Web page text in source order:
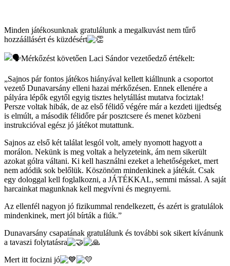
Minden játékosunknak gratulálunk a megalkuvást nem tűrő
hozzáállásért és küzdésért
Mérkőzést követően Laci Sándor vezetőedző értékelt:
„Sajnos pár fontos játékos hiányával kellett kiállnunk a csoportot
vezető Dunavarsány elleni hazai mérkőzésen. Ennek ellenére a
pályára lépők egytől egyig tisztes helytállást mutatva fociztak!
Persze voltak hibák, de az első félidő végére már a kezdeti ijjedtség
is elmúlt, a második félidőre pár posztcsere és menet közbeni
instrukcióval egész jó játékot mutattunk.
Sajnos az első két találat lesgól volt, amely nyomott hagyott a
morálon. Nekünk is meg voltak a helyzeteink, ám nem sikerült
azokat gólra váltani. Ki kell használni ezeket a lehetőségeket, mert
nem adódik sok belőlük. Köszönöm mindenkinek a játékát. Csak
egy dologgal kell foglalkozni, a JÁTÉKKAL, semmi mással. A saját
harcainkat magunknak kell megvívni és megnyerni.
Az ellenfél nagyon jó fizikummal rendelkezett, és azért is gratulálok
mindenkinek, mert jól bírták a fiúk.”
Dunavarsány csapatának gratulálunk és további sok sikert kívánunk
a tavaszi folytatásra
Mert itt focizni jó